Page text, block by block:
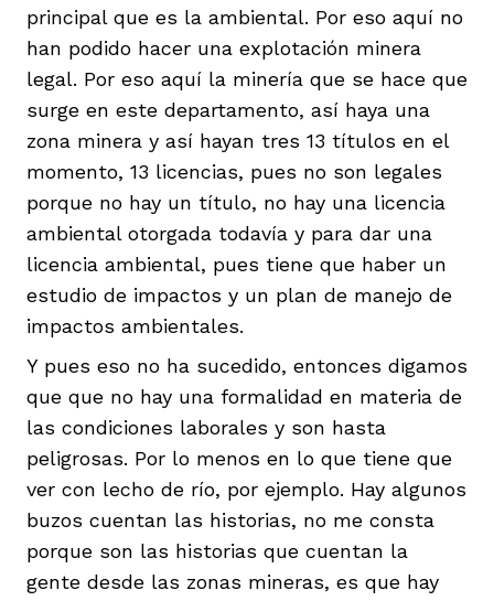
principal que es la ambiental. Por eso aquí no
han podido hacer una explotación minera
legal. Por eso aquí la minería que se hace que
surge en este departamento, así haya una
zona minera y así hayan tres 13 títulos en el
momento, 13 licencias, pues no son legales
porque no hay un título, no hay una licencia
ambiental otorgada todavía y para dar una
licencia ambiental, pues tiene que haber un
estudio de impactos y un plan de manejo de
impactos ambientales.
Y pues eso no ha sucedido, entonces digamos
que que no hay una formalidad en materia de
las condiciones laborales y son hasta
peligrosas. Por lo menos en lo que tiene que
ver con lecho de río, por ejemplo. Hay algunos
buzos cuentan las historias, no me consta
porque son las historias que cuentan la
gente desde las zonas mineras, es que hay